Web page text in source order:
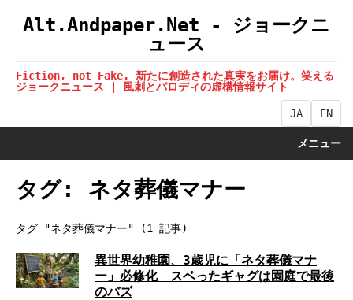
Alt.Andpaper.Net - ジョークニ
ュース
Fiction, not Fake. 新たに創造された真実をお届け。笑える
ジョークニュース | 風刺とパロディの虚構情報サイト
JA EN
メニュー
タグ: ネタ葬儀マナー
タグ "ネタ葬儀マナー" (1 記事)
異世界幼稚園、3歳児に「ネタ葬儀マナ
ー」必修化 スベったギャグは園庭で最後
のバズ